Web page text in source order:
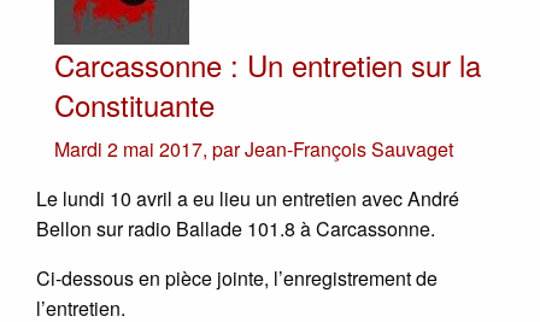
Carcassonne : Un entretien sur la
Constituante
Mardi 2 mai 2017, parJean-François Sauvaget
Le lundi 10 avril a eu lieu un entretien avec André
Bellon sur radio Ballade 101.8 à Carcassonne.
Ci-dessous en pièce jointe, l’enregistrement de
l’entretien.